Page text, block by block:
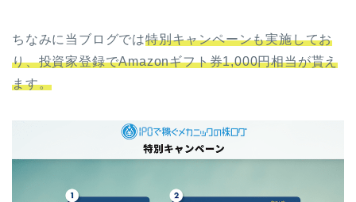
ちなみに当ブログでは特別キャンペーンも実施してお
り、投資家登録でAmazonギフト券1,000円相当が貰え
ます。